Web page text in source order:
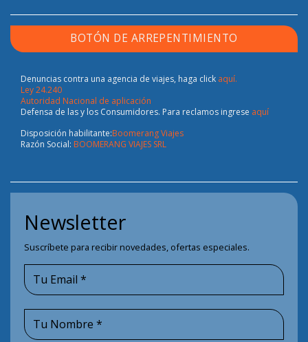
BOTÓN DE ARREPENTIMIENTO
Denuncias contra una agencia de viajes, haga click aquí.
Ley 24.240
Autoridad Nacional de aplicación
Defensa de las y los Consumidores. Para reclamos ingrese aquí
Disposición habilitante:Boomerang Viajes
Razón Social: BOOMERANG VIAJES SRL
Newsletter
Suscríbete para recibir novedades, ofertas especiales.